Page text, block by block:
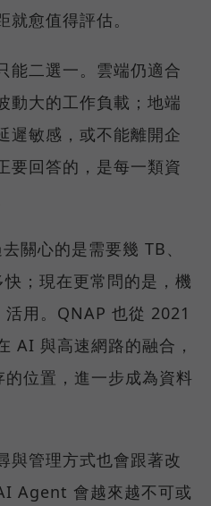
愈值得評估。
能二選一。雲端仍適合
動大的工作負載；地端
遲敏感，或不能離開企
要回答的，是每一類資
關心的是需要幾 TB、
；現在更常問的是，機
用。QNAP 也從 2021
AI 與高速網路的融合，
位置，進一步成為資料
與管理方式也會跟著改
Agent 會越來越不可或